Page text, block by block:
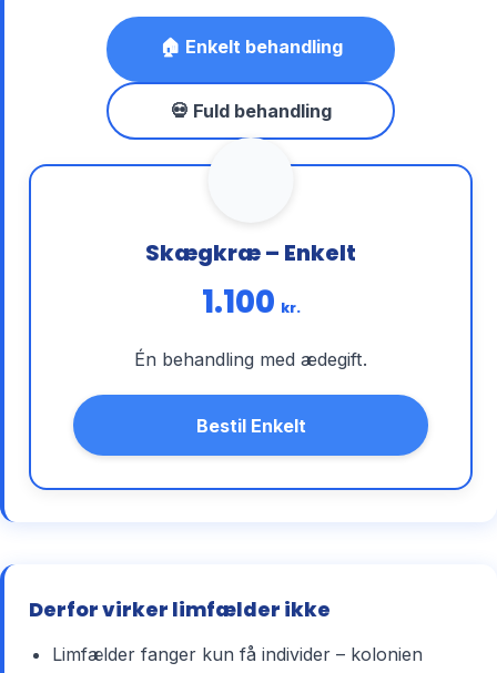
🏠 Enkelt behandling
💀 Fuld behandling
Skægkræ – Enkelt
1.100 kr.
Én behandling med ædegift.
Bestil Enkelt
Derfor virker limfælder ikke
Limfælder fanger kun få individer – kolonien